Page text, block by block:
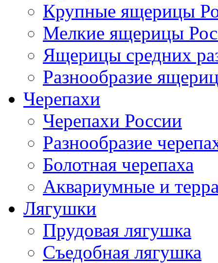
Крупные ящерицы
Мелкие ящерицы
Ящерицы средних
Разнообразие
Черепахи
Черепахи России
Разнообразие
Болотная черепаха
Аквариумные и
Лягушки
Прудовая лягушка
Съедобная лягушка